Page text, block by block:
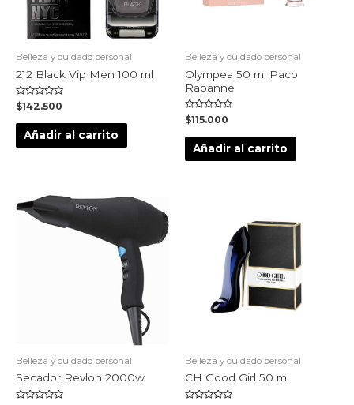
Belleza y cuidado personal
212 Black Vip Men 100 ml
Valorado
en
0
$142.500
Añadir al carrito
Belleza y cuidado personal
Olympea 50 ml Paco
Rabanne
Valorado
en
0
$115.000
Añadir al carrito
Belleza y cuidado personal
Secador Revlon 2000w
Belleza y cuidado personal
CH Good Girl 50 ml